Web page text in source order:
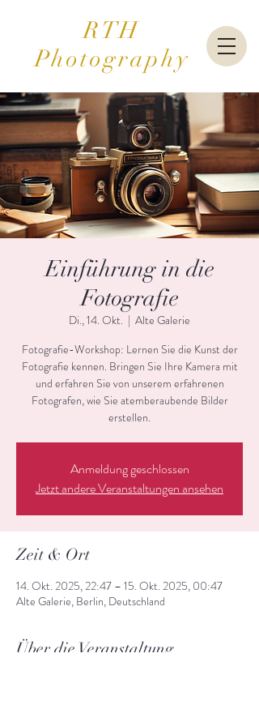
RTH
Photography
Einführung in die
Fotografie
Di., 14. Okt.
  |
Alte Galerie
Fotografie-Workshop: Lernen Sie die Kunst der
Fotografie kennen. Bringen Sie Ihre Kamera mit
und erfahren Sie von unserem erfahrenen
Fotografen, wie Sie atemberaubende Bilder
erstellen.
Anmeldung geschlossen
Jetzt andere Veranstaltungen ansehen
Zeit & Ort
14. Okt. 2025, 22:47 – 15. Okt. 2025, 00:47
Alte Galerie, Berlin, Deutschland
Über die Veranstaltung